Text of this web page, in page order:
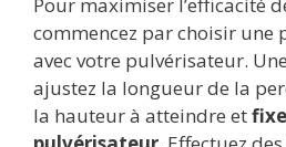
commencez par choisir une
avec votre pulvérisateur.
ajustez la longueur de la
la hauteur à atteindre et